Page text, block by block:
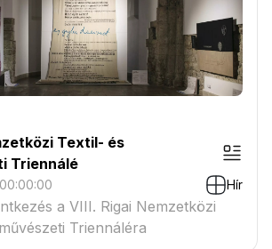
Textil- és
Triennálé
Hír
a VIII. Rigai Nemzetközi
Triennáléra